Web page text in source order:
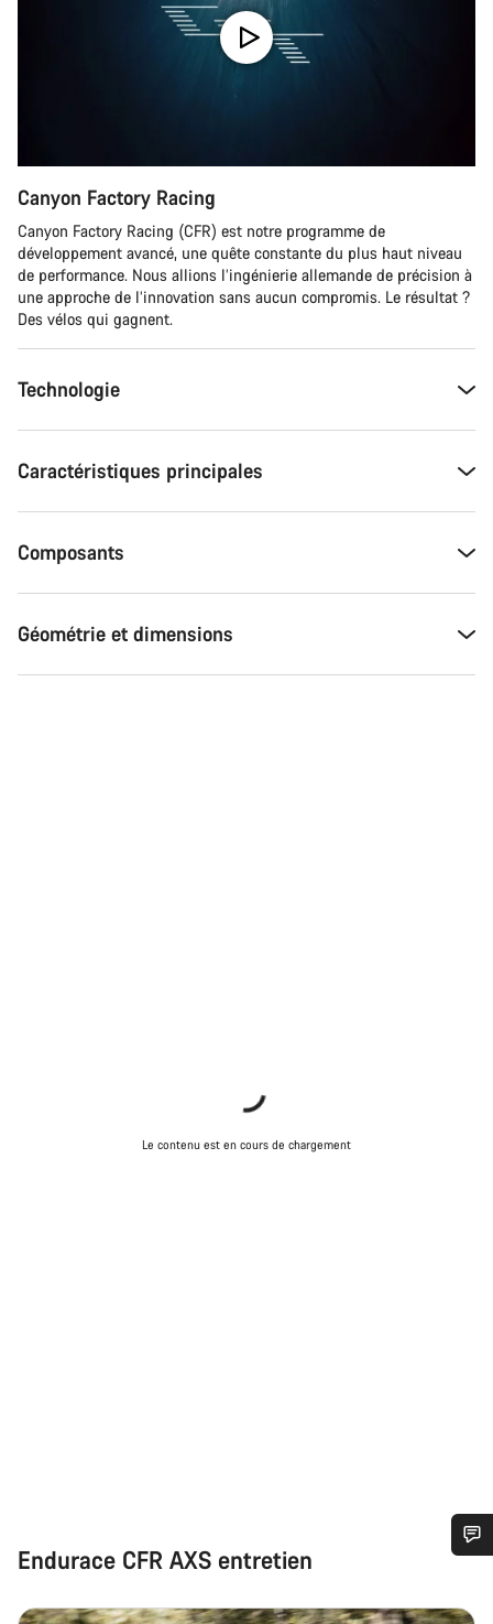
Canyon Factory Racing
Canyon Factory Racing (CFR) est notre programme de
développement avancé, une quête constante du plus haut niveau
de performance. Nous allions l’ingénierie allemande de précision à
une approche de l’innovation sans aucun compromis. Le résultat ?
Des vélos qui gagnent.
Technologie
Caractéristiques principales
Composants
Géométrie et dimensions
Le contenu est en cours de chargement
Endurace CFR AXS entretien
Besoin d’aide ?